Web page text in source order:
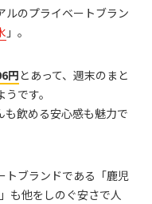
ルのプライベートブラン
」。
円とあって、週末のまと
です。
も飲める安心感も魅力で
トブランドである「鹿児
も他をしのぐ安さで人